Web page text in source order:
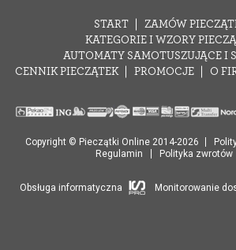
START
ZAMÓW
KATEGORIE I WZORY
AUTOMATY SAMOTUSZUJĄCE I
CENNIK PIECZĄTEK
PROMOCJE O
Copyright © Pieczątki Online 2014-2026
Regulamin
Polityka zwrotów
Obsługa informatyczna Monitorowanie